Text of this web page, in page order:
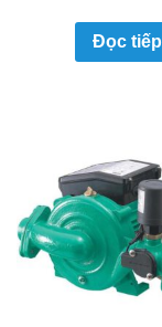
Đọc tiếp